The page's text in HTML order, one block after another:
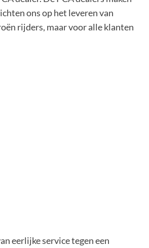
ons op het leveren van
rijders, maar voor alle klanten
eerlijke service tegen een